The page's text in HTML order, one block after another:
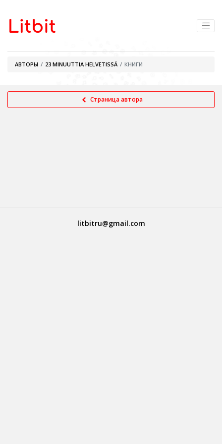
АВТОРЫ 23 MINUUTTIA HELVETISSÄ КНИГИ
Страница автора
litbitru@gmail.com